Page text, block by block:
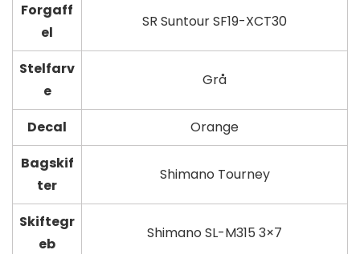
Forgaff
el
SR Suntour SF19-XCT30
Stelfarv
e
Grå
Decal
Orange
Bagskif
ter
Shimano Tourney
Skiftegr
eb
Shimano SL-M315 3×7